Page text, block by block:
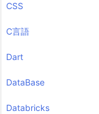
CSS
C言語
Dart
DataBase
Databricks